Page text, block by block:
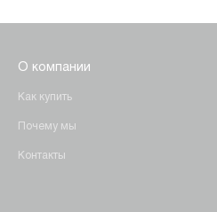
О компании
Как купить
Почему мы
Контакты